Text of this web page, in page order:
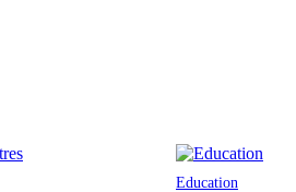
Education